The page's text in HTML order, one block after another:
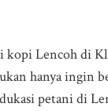
kopi Lencoh di
hanya ingin
petani di